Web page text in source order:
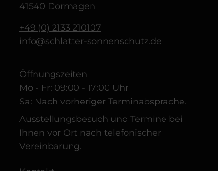
41540 Dormagen
+49 (0) 2133 210107
info@schlatter-sonnenschutz.de
Öffnungszeiten
Mo - Fr: 09:00 - 17:00 Uhr
Sa: Nach vorheriger Terminabsprache.
Ausstellungsbesuch und Termine bei
Ihnen vor Ort nach telefonischer
Vereinbarung.